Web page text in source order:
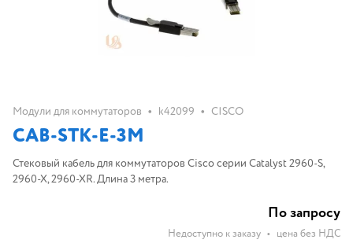
Модули для коммутаторов • k42099 • CISCO
CAB-STK-E-3M
Стековый кабель для коммутаторов Cisco серии Catalyst 2960-S,
2960-X, 2960-XR. Длина 3 метра.
По запросу
Недоступно к заказу • цена без НДС